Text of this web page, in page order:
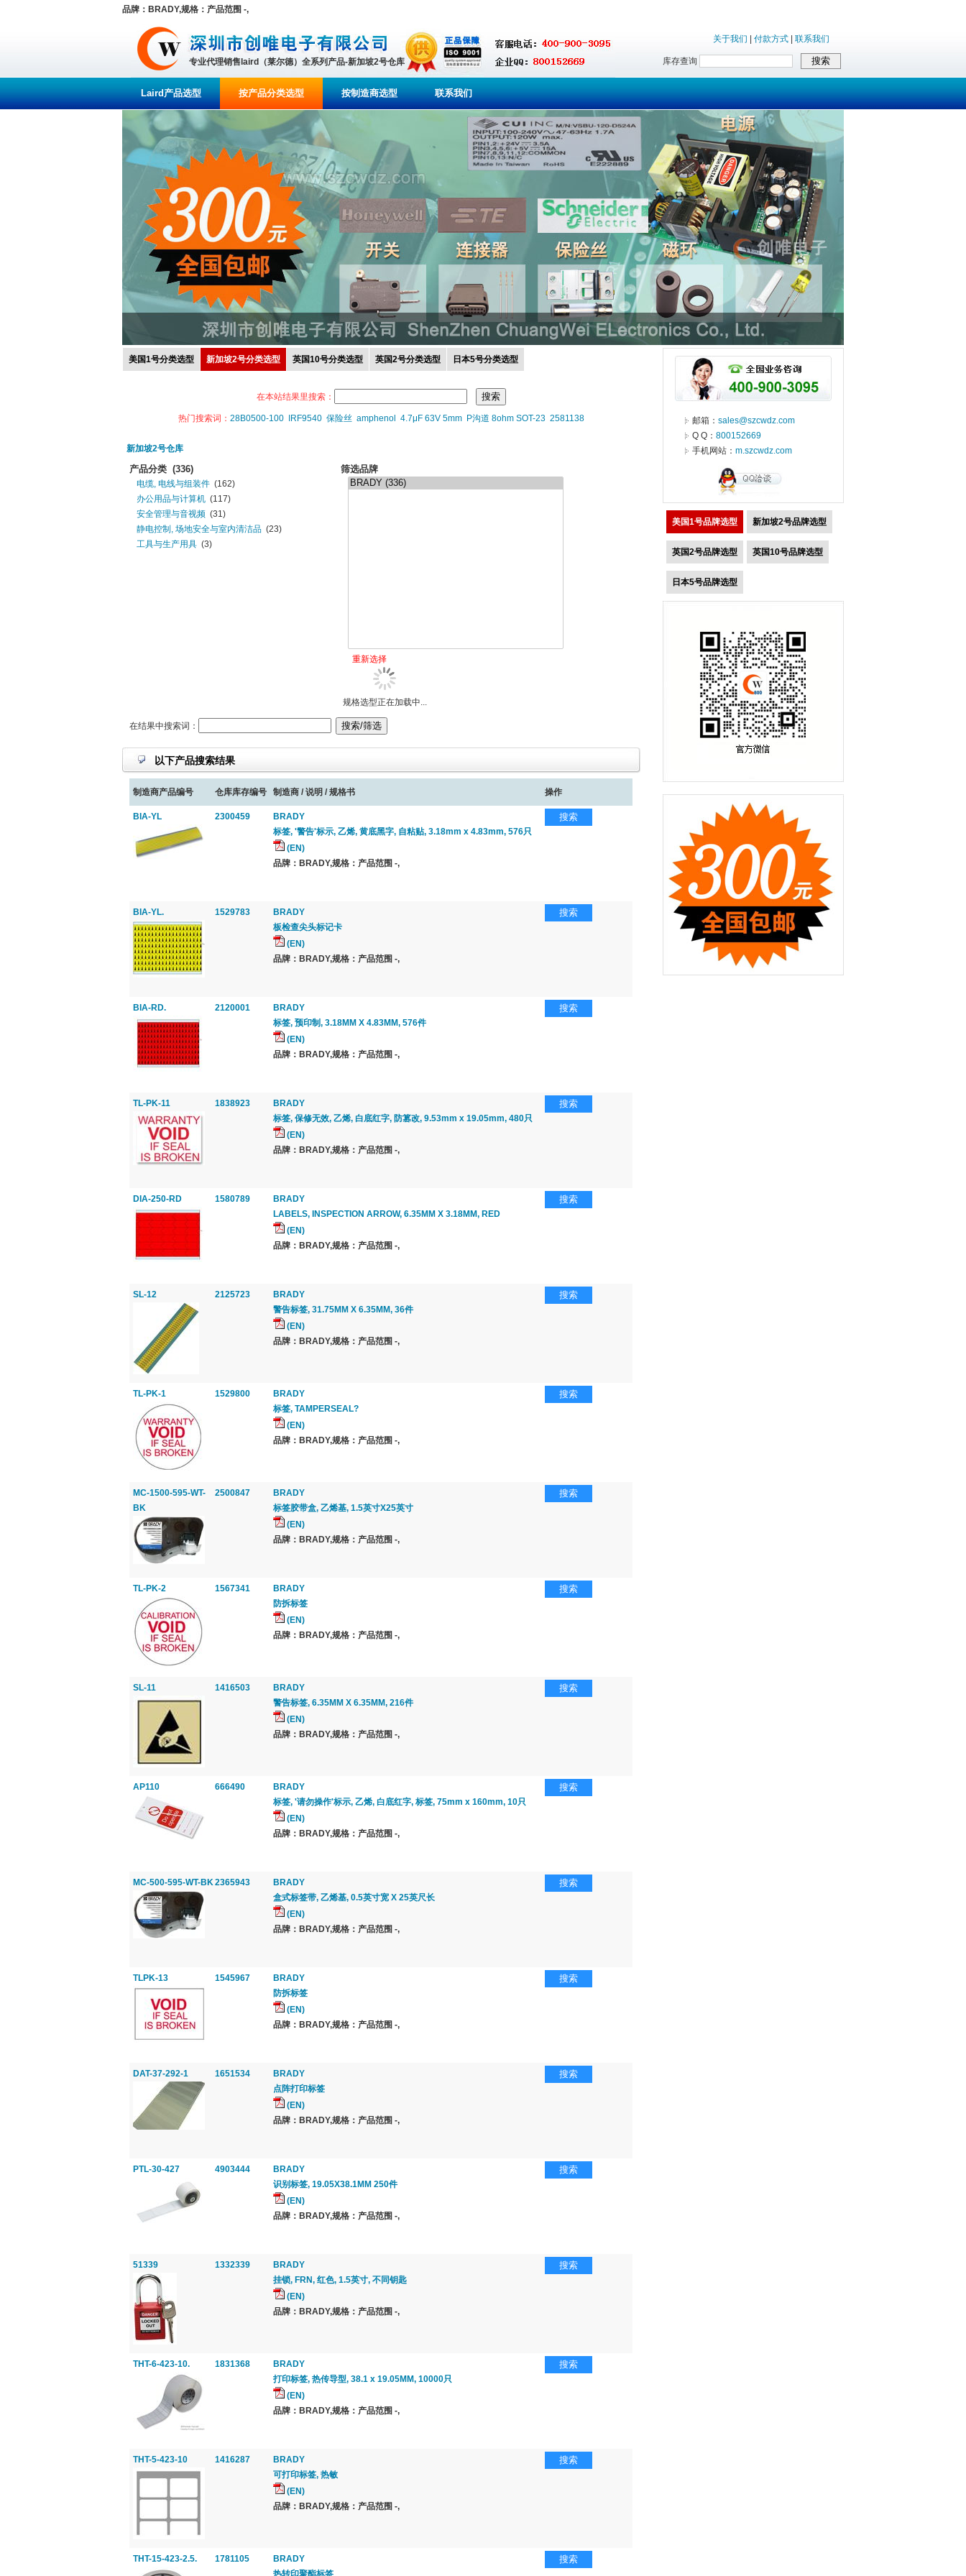
品牌：BRADY,规格：产品范围 -,
专业代理销售laird（莱尔德）全系列产品-新加坡2号仓库
关于我们 付款方式 联系我们
库存查询
Laird产品选型 按产品分类选型 按制造商选型 联系我们
美国1号分类选型 新加坡2号分类选型 英国10号分类选型 英国2号分类选型 日本5号分类选型
在本站结果里搜索：
热门搜索词： 28B0500-100 IRF9540 保险丝 amphenol 4.7μF 63V 5mm P沟道 8ohm SOT-23 2581138
新加坡2号仓库
产品分类 (336)
电缆, 电线与组装件 (162)
办公用品与计算机 (117)
安全管理与音视频 (31)
静电控制, 场地安全与室内清洁品 (23)
工具与生产用具 (3)
筛选品牌
重新选择
规格选型正在加载中...
在结果中搜索词：
以下产品搜索结果
制造商产品编号 仓库库存编号 制造商 / 说明 / 规格书 操作
BIA-YL 2300459
BRADY
标签, '警告'标示, 乙烯, 黄底黑字, 自粘贴, 3.18mm x 4.83mm, 576只
(EN)
品牌：BRADY,规格：产品范围 -,
搜索
BIA-YL. 1529783
BRADY
板检查尖头标记卡
(EN)
品牌：BRADY,规格：产品范围 -,
搜索
BIA-RD. 2120001
BRADY
标签, 预印制, 3.18MM X 4.83MM, 576件
(EN)
品牌：BRADY,规格：产品范围 -,
搜索
TL-PK-11 1838923
BRADY
标签, 保修无效, 乙烯, 白底红字, 防篡改, 9.53mm x 19.05mm, 480只
(EN)
品牌：BRADY,规格：产品范围 -,
搜索
DIA-250-RD 1580789
BRADY
LABELS, INSPECTION ARROW, 6.35MM X 3.18MM, RED
(EN)
品牌：BRADY,规格：产品范围 -,
搜索
SL-12 2125723
BRADY
警告标签, 31.75MM X 6.35MM, 36件
(EN)
品牌：BRADY,规格：产品范围 -,
搜索
TL-PK-1 1529800
BRADY
标签, TAMPERSEAL?
(EN)
品牌：BRADY,规格：产品范围 -,
搜索
MC-1500-595-WT-
BK
2500847
BRADY
标签胶带盒, 乙烯基, 1.5英寸X25英寸
(EN)
品牌：BRADY,规格：产品范围 -,
搜索
TL-PK-2 1567341
BRADY
防拆标签
(EN)
品牌：BRADY,规格：产品范围 -,
搜索
SL-11 1416503
BRADY
警告标签, 6.35MM X 6.35MM, 216件
(EN)
品牌：BRADY,规格：产品范围 -,
搜索
AP110 666490
BRADY
标签, '请勿操作'标示, 乙烯, 白底红字, 标签, 75mm x 160mm, 10只
(EN)
品牌：BRADY,规格：产品范围 -,
搜索
MC-500-595-WT-BK2365943
BRADY
盒式标签带, 乙烯基, 0.5英寸宽 X 25英尺长
(EN)
品牌：BRADY,规格：产品范围 -,
搜索
TLPK-13 1545967
BRADY
防拆标签
(EN)
品牌：BRADY,规格：产品范围 -,
搜索
DAT-37-292-1 1651534
BRADY
点阵打印标签
(EN)
品牌：BRADY,规格：产品范围 -,
搜索
PTL-30-427 4903444
BRADY
识别标签, 19.05X38.1MM 250件
(EN)
品牌：BRADY,规格：产品范围 -,
搜索
51339 1332339
BRADY
挂锁, FRN, 红色, 1.5英寸, 不同钥匙
(EN)
品牌：BRADY,规格：产品范围 -,
搜索
THT-6-423-10. 1831368
BRADY
打印标签, 热传导型, 38.1 x 19.05MM, 10000只
(EN)
品牌：BRADY,规格：产品范围 -,
搜索
THT-5-423-10 1416287
BRADY
可打印标签, 热敏
(EN)
品牌：BRADY,规格：产品范围 -,
搜索
THT-15-423-2.5. 1781105
BRADY
热转印聚酯标签
搜索
邮箱： sales@szcwdz.com
Q Q： 800152669
手机网站： m.szcwdz.com
美国1号品牌选型 新加坡2号品牌选型
英国2号品牌选型 英国10号品牌选型
日本5号品牌选型